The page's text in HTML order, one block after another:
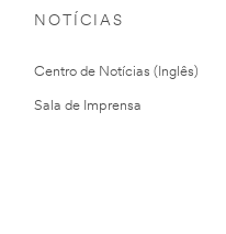
NOTÍCIAS
Centro de Notícias (Inglês)
Sala de Imprensa